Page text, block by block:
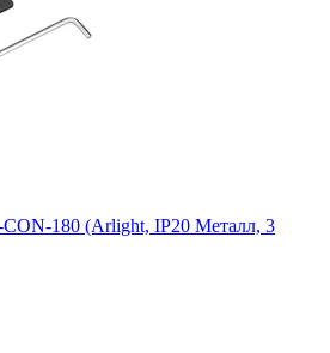
180 (Arlight, IP20 Металл, 3